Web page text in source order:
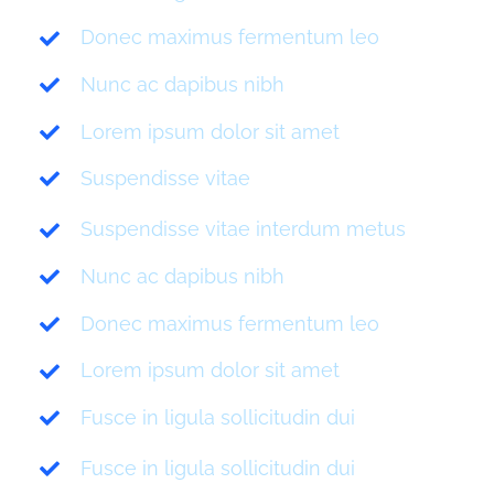
Donec maximus fermentum leo
Nunc ac dapibus nibh
Lorem ipsum dolor sit amet
Suspendisse vitae
Suspendisse vitae interdum metus
Nunc ac dapibus nibh
Donec maximus fermentum leo
Lorem ipsum dolor sit amet
Fusce in ligula sollicitudin dui
Fusce in ligula sollicitudin dui